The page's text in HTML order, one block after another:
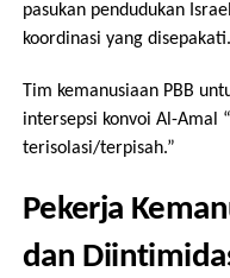
pasukan pendudukan
koordinasi yang
Tim kemanusiaan PBB
intersepsi konvoi Al-Amal
terisolasi/terpisah.”
Pekerja
dan